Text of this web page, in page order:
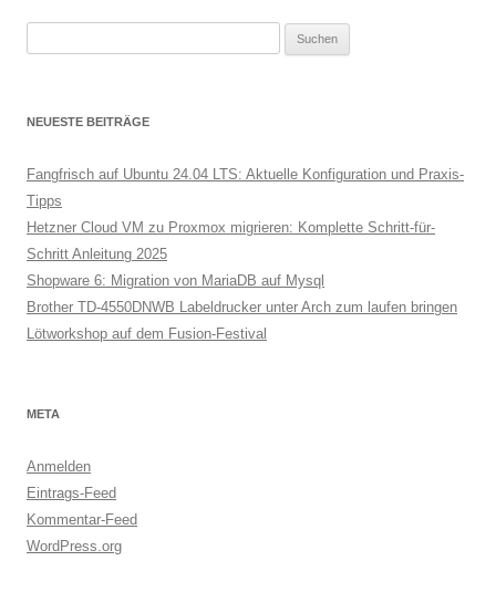
NEUESTE BEITRÄGE
Fangfrisch auf Ubuntu 24.04 LTS: Aktuelle Konfiguration und Praxis-
Tipps
Hetzner Cloud VM zu Proxmox migrieren: Komplette Schritt-für-
Schritt Anleitung 2025
Shopware 6: Migration von MariaDB auf Mysql
Brother TD-4550DNWB Labeldrucker unter Arch zum laufen bringen
Lötworkshop auf dem Fusion-Festival
META
Anmelden
Eintrags-Feed
Kommentar-Feed
WordPress.org